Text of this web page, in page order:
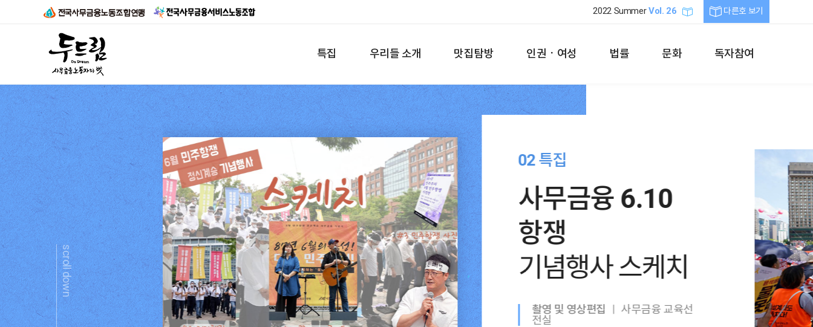
2022 SummerVol. 26 다른호 보기
특집 우리들 소개 맛집탐방 인권ㆍ여성 법률 문화 독자참여
부 노동
동운동
02 특집
사무금융 6.10
항쟁
기념행사 스케치
촬영 및 영상편집
ㅣ 사무금융 교육선
전실
scroll down